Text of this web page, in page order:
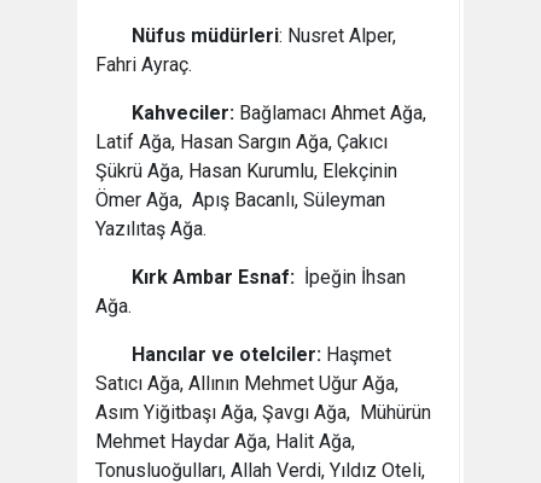
Nüfus müdürleri: Nusret Alper,
Fahri Ayraç.
Kahveciler: Bağlamacı Ahmet Ağa,
Latif Ağa, Hasan Sargın Ağa, Çakıcı
Şükrü Ağa, Hasan Kurumlu, Elekçinin
Ömer Ağa, Apış Bacanlı, Süleyman
Yazılıtaş Ağa.
Kırk Ambar Esnaf: İpeğin İhsan
Ağa.
Hancılar ve otelciler: Haşmet
Satıcı Ağa, Allının Mehmet Uğur Ağa,
Asım Yiğitbaşı Ağa, Şavgı Ağa, Mühürün
Mehmet Haydar Ağa, Halit Ağa,
Tonusluoğulları, Allah Verdi, Yıldız Oteli,